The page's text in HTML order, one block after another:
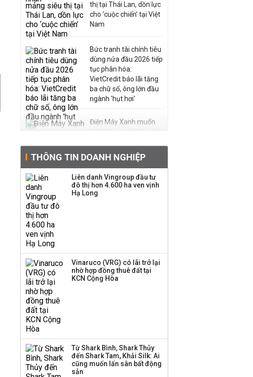
thị tại Thái Lan, dồn lực
cho ‘cuộc chiến’ tại Việt
Nam
Bức tranh tài chính tiêu
dùng nửa đầu 2026 tiếp
tục phân hóa:
VietCredit báo lãi tăng
ba chữ số, ông lớn đầu
ngành 'hụt hơi'
Điện Máy Xanh muốn
phát hành cổ phiếu với
Sau nhịp điều chỉnh
mạnh, CTCK nhìn thấy
cơ hội ở nhóm cổ phiếu
thanh lý toàn bộ cửa
hàng
Công ty 100 tỷ của
Huấn Hoa Hồng bỗng
dưng ‘biến mất’, một
THÔNG TIN DOANH NGHIỆP
Liên danh Vingroup đầu tư
đô thị hơn 4.600 ha ven vịnh
Hạ Long
Vinaruco (VRG) có lãi trở lại
nhờ hợp đồng thuê đất tại
KCN Cộng Hòa
Từ Shark Bình, Shark Thủy
đến Shark Tam, Khải Silk: Ai
cũng muốn lấn sân bất động
sản